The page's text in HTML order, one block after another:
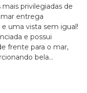
privilegiadas de
entrega
uma vista sem igual!
e possui
frente para o mar,
bela…